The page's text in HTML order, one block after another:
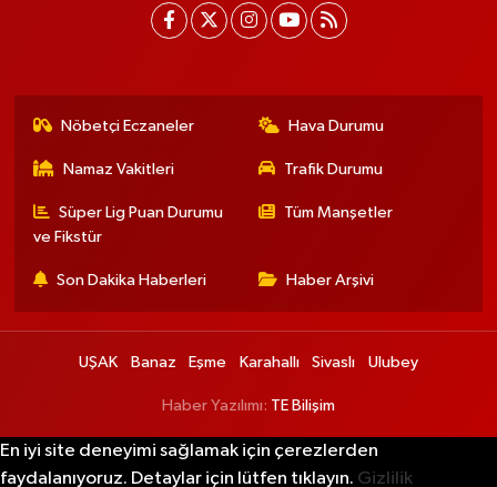
Nöbetçi Eczaneler Hava Durumu
Namaz Vakitleri Trafik Durumu
Süper Lig Puan Durumu
ve Fikstür
Tüm Manşetler
Son Dakika Haberleri Haber Arşivi
UŞAK Banaz Eşme Karahallı Sivaslı Ulubey
Haber Yazılımı: TE Bilişim
En iyi site deneyimi sağlamak için çerezlerden
faydalanıyoruz. Detaylar için lütfen tıklayın. Gizlilik